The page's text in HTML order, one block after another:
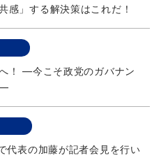
」する解決策はこれだ！
！ ―今こそ政党のガバナン
―
代表の加藤が記者会見を行い